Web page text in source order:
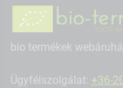
bio termékek
Ügyfélszolgálat: +36-